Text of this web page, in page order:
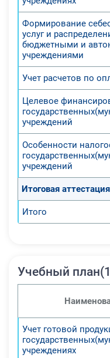
1.
2.
3.
и
5.
Формирование
услуг и
бюджетными и
учреждениями
Учет расчетов по
Целевое
учреждений
Особенности
учреждений
Итоговая аттестация
Итого
Учебный
Учет готовой
учреждениях